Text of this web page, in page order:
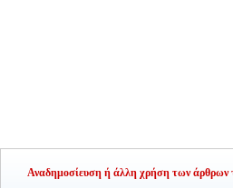
Αναδημοσίευση ή άλλη χρήση των άρθρων